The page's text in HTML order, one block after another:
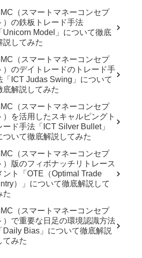
（スマートマネーコンセプ
）の鉄板トレード手法
Unicorn Model」について徹底
説してみた
（スマートマネーコンセプ
）のデイトレードのトレード手
「ICT Judas Swing」について
底解説してみた
（スマートマネーコンセプ
）を活用したスキャルピングト
ード手法「ICT Silver Bullet」
ついて徹底解説してみた
（スマートマネーコンセプ
）版のフィボナッチリトレース
ント「OTE（Optimal Trade
）」について徹底解説して
た
（スマートマネーコンセプ
）で重要な日足の環境認識方法
Daily Bias」について徹底解説
てみた